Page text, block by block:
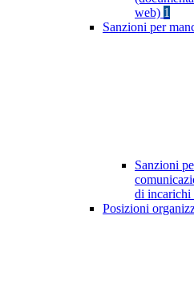
web) 1
Sanzioni per
Sanzioni
di incarichi
Posizioni